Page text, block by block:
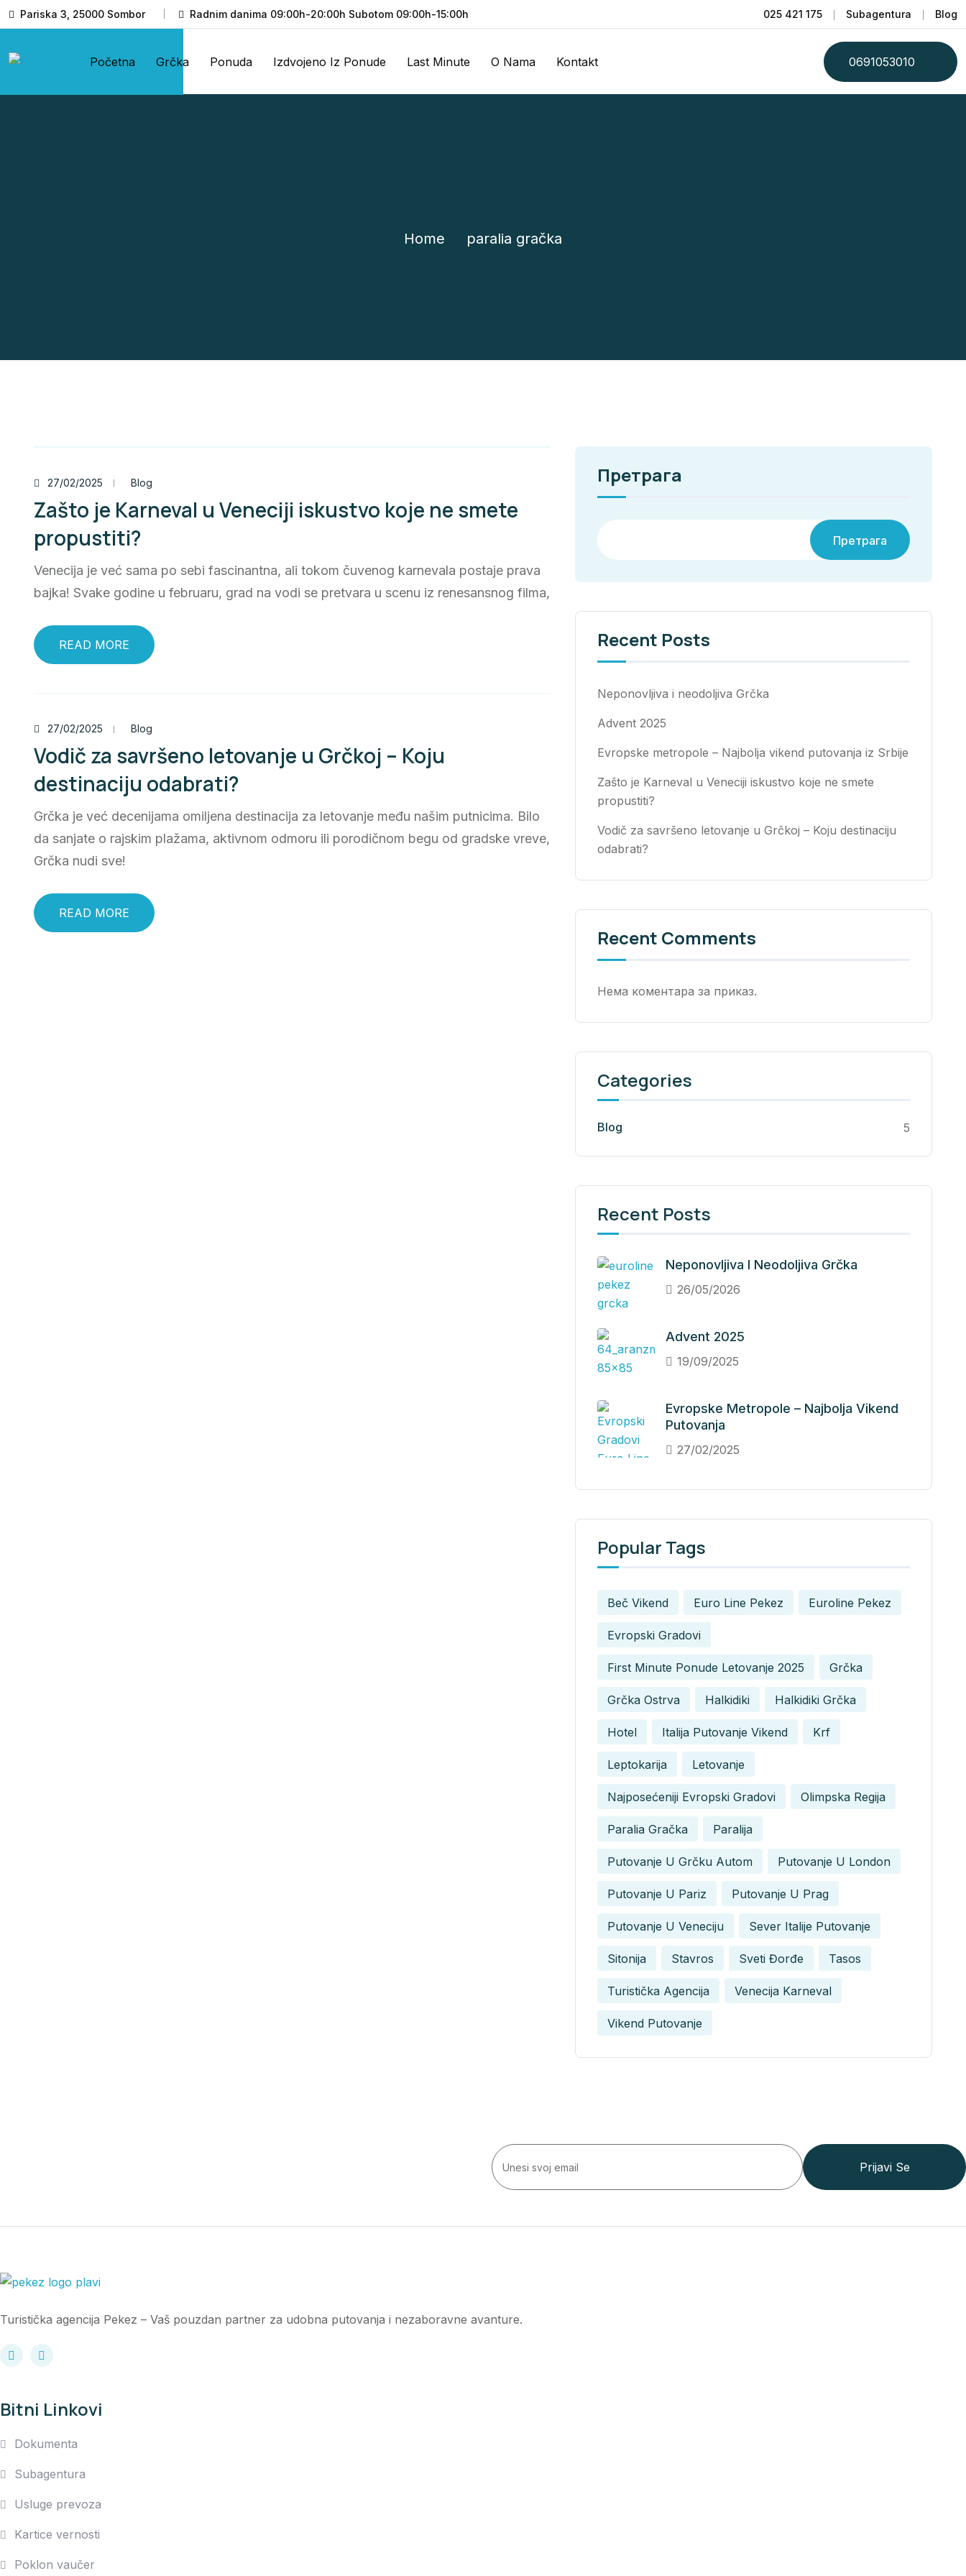
Pariska 3, 25000 Sombor Radnim danima 09:00h-20:00h Subotom 09:00h-15:00h 025 421 175 Subagentura Blog
Početna Grčka Ponuda Izdvojeno Iz Ponude Last Minute O Nama Kontakt 0691053010
Home paralia gračka
27/02/2025 Blog
Zašto je Karneval u Veneciji iskustvo koje ne smete
propustiti?
Venecija je već sama po sebi fascinantna, ali tokom čuvenog karnevala postaje prava
bajka! Svake godine u februaru, grad na vodi se pretvara u scenu iz renesansnog filma,
READ MORE
27/02/2025 Blog
Vodič za savršeno letovanje u Grčkoj – Koju
destinaciju odabrati?
Grčka je već decenijama omiljena destinacija za letovanje među našim putnicima. Bilo
da sanjate o rajskim plažama, aktivnom odmoru ili porodičnom begu od gradske vreve,
Grčka nudi sve!
READ MORE
Претрага
Претрага
Recent Posts
Neponovljiva i neodoljiva Grčka
Advent 2025
Evropske metropole – Najbolja vikend putovanja iz Srbije
Zašto je Karneval u Veneciji iskustvo koje ne smete
propustiti?
Vodič za savršeno letovanje u Grčkoj – Koju destinaciju
odabrati?
Recent Comments
Нема коментара за приказ.
Categories
Blog 5
Recent Posts
Neponovljiva I Neodoljiva Grčka
26/05/2026
Advent 2025
19/09/2025
Evropske Metropole – Najbolja Vikend
Putovanja
27/02/2025
Popular Tags
Beč Vikend Euro Line Pekez Euroline Pekez
Evropski Gradovi
First Minute Ponude Letovanje 2025 Grčka
Grčka Ostrva Halkidiki Halkidiki Grčka
Hotel Italija Putovanje Vikend Krf
Leptokarija Letovanje
Najposećeniji Evropski Gradovi Olimpska Regija
Paralia Gračka Paralija
Putovanje U Grčku Autom Putovanje U London
Putovanje U Pariz Putovanje U Prag
Putovanje U Veneciju Sever Italije Putovanje
Sitonija Stavros Sveti Đorđe Tasos
Turistička Agencija Venecija Karneval
Vikend Putovanje
Prijavi Se
Turistička agencija Pekez – Vaš pouzdan partner za udobna putovanja i nezaboravne avanture.
Bitni Linkovi
Dokumenta
Subagentura
Usluge prevoza
Kartice vernosti
Poklon vaučer